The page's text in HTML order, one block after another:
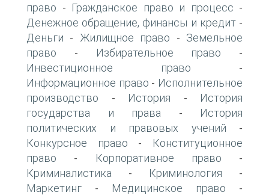
право - Гражданское право и процесс -
Денежное обращение, финансы и кредит-
Деньги - Жилищное право - Земельное
право - Избирательное право -
Инвестиционное право -
Информационное право - Исполнительное
производство - История -
История
государства и права -
История
политических и правовых учений -
Конкурсное право -
Конституционное
право - Корпоративное право -
Криминалистика - Криминология -
Маркетинг - Медицинское право -